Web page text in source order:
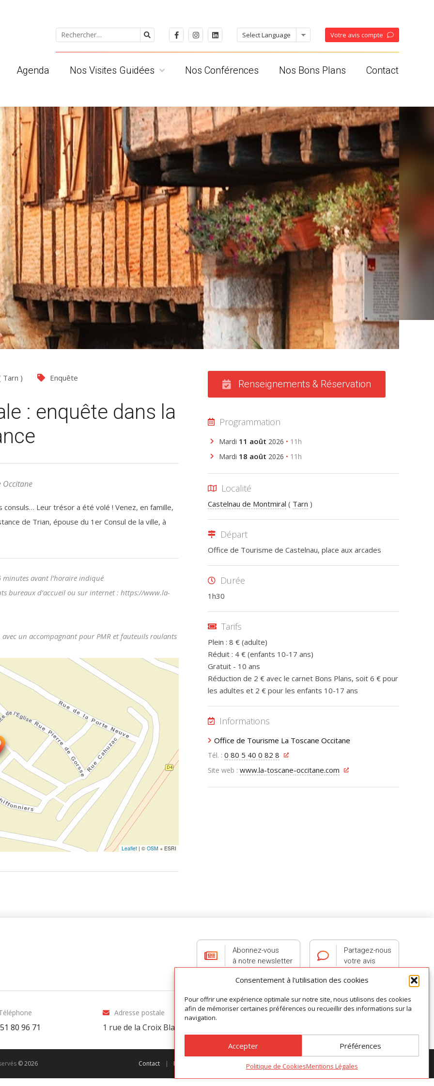
Consentement à l'utilisation des cookies
Pour offrir une expérience optimale sur notre site, nous utilisons des cookies
afin de mémoriser certaines préférences ou recueillir des informations sur la
navigation.
Accepter Préférences
Politique de CookiesMentions Légales
Votre avis compte
Agenda Nos Visites Guidées
Les Cluedos
Les Régionales
Pour les scolaires
Visites privatives
Conditions Générales de Vente
Nos Conférences Nos Bons Plans Contact
Tarn ) Enquête
: enquête dans la
Occitane
consuls… Leur trésor a été volé ! Venez, en famille,
de Trian, épouse du 1er Consul de la ville, à
avant l’horaire indiqué
bureaux d’accueil ou sur internet : https://www.la-
un accompagnant pour PMR et fauteuils roulants
Leaflet | © OSM + ESRI
Renseignements & Réservation
Programmation
Mardi 11 août 2026 • 11h
Mardi 18 août 2026 • 11h
Localité
Castelnau de Montmiral ( Tarn )
Départ
Office de Tourisme de Castelnau, place aux arcades
Durée
1h30
Tarifs
Plein : 8 € (adulte)
Réduit : 4 € (enfants 10-17 ans)
Gratuit - 10 ans
Réduction de 2 € avec le carnet Bons Plans, soit 6 € pour
les adultes et 2 € pour les enfants 10-17 ans
Informations
Office de Tourisme La Toscane Occitane
Tél. : 0 80 5 40 0 82 8
Site web : www.la-toscane-occitane.com
Abonnez-vous
à notre newsletter
Partagez-nous
votre avis
80 96 71
Adresse postale
1 rue de la Croix Blanche
© 2026 Contact | Préférences des cookies | Mentions légales | Conditions Générales de Vente